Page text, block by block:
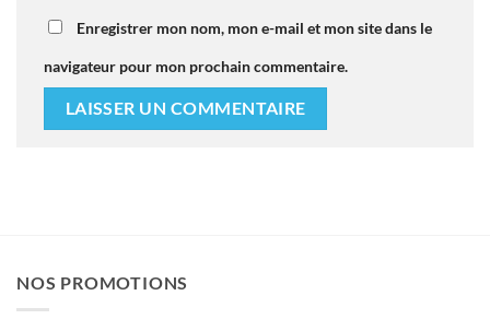
Enregistrer mon nom, mon e-mail et mon site dans le
navigateur pour mon prochain commentaire.
NOS PROMOTIONS